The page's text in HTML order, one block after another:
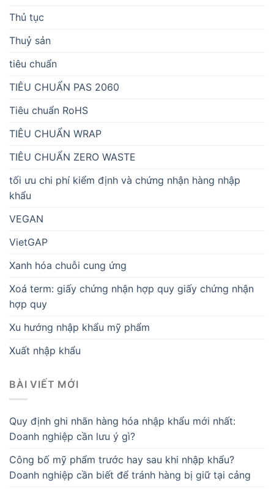
Thủ tục
Thuỷ sản
tiêu chuẩn
TIÊU CHUẨN PAS 2060
Tiêu chuẩn RoHS
TIÊU CHUẨN WRAP
TIÊU CHUẨN ZERO WASTE
tối ưu chi phí kiểm định và chứng nhận hàng nhập
khẩu
VEGAN
VietGAP
Xanh hóa chuỗi cung ứng
Xoá term: giấy chứng nhận hợp quy giấy chứng nhận
hợp quy
Xu hướng nhập khẩu mỹ phẩm
Xuất nhập khẩu
BÀI VIẾT MỚI
Quy định ghi nhãn hàng hóa nhập khẩu mới nhất:
Doanh nghiệp cần lưu ý gì?
Công bố mỹ phẩm trước hay sau khi nhập khẩu?
Doanh nghiệp cần biết để tránh hàng bị giữ tại cảng